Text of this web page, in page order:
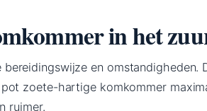
in het
en omstandigheden.
zoete-hartige komkommer
ruimer.